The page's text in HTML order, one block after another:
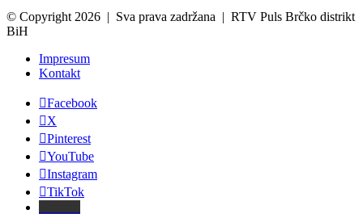
© Copyright 2026 | Sva prava zadržana | RTV Puls Brčko distrikt
BiH
Impresum
Kontakt
Facebook
X
Pinterest
YouTube
Instagram
TikTok